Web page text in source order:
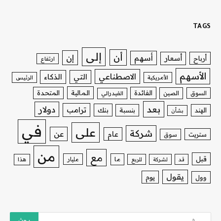
TAGS
أرباح أسعار أسهم أن إلى إن ارتفاع
الأسهم الأمريكية الاصطناعي التي الذكاء الرئيس
السوق الصين الفائدة الفيدرالي المالية المتحدة
الهند بشأن بعد بنسبة بنك ترامب دولار
ستريت سوق شركة عام على عن في
قبل قد لشركة للربع ما مع مليار من هذا
وول يقول يوم